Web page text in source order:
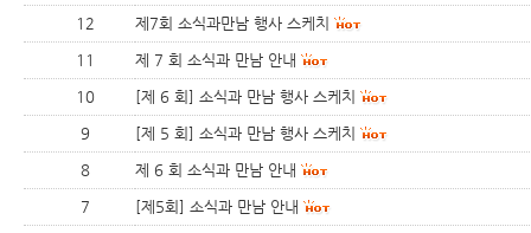
12 제7회 소식과만남 행사 스케치
11 제 7 회 소식과 만남 안내
10 [제 6 회] 소식과 만남 행사 스케치
9 [제 5 회] 소식과 만남 행사 스케치
8 제 6 회 소식과 만남 안내
7 [제5회] 소식과 만남 안내